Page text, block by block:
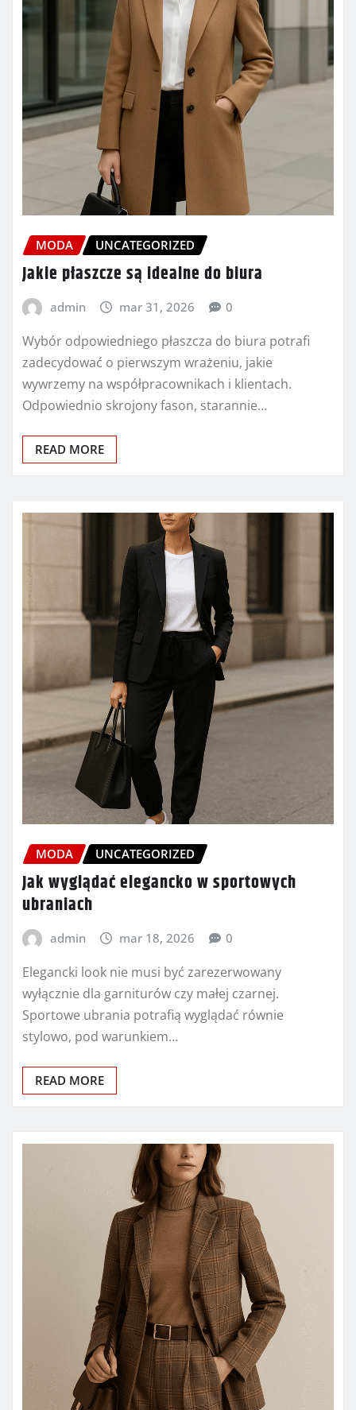
MODA UNCATEGORIZED
Jakie płaszcze są idealne do biura
admin mar 31, 2026 0
Wybór odpowiedniego płaszcza do biura potrafi
zadecydować o pierwszym wrażeniu, jakie
wywrzemy na współpracownikach i klientach.
Odpowiednio skrojony fason, starannie…
READ MORE
MODA UNCATEGORIZED
Jak wyglądać elegancko w sportowych
ubraniach
admin mar 18, 2026 0
Elegancki look nie musi być zarezerwowany
wyłącznie dla garniturów czy małej czarnej.
Sportowe ubrania potrafią wyglądać równie
stylowo, pod warunkiem…
READ MORE